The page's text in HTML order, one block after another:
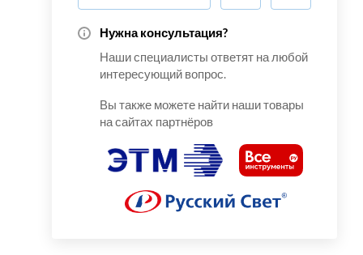
Нужна консультация?
Наши специалисты ответят на любой
интересующий вопрос.
Вы также можете найти наши товары
на сайтах партнёров